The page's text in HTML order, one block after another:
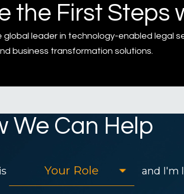
the First Steps
global leader in technology-enabled legal
business transformation solutions.
We Can Help
and I'm